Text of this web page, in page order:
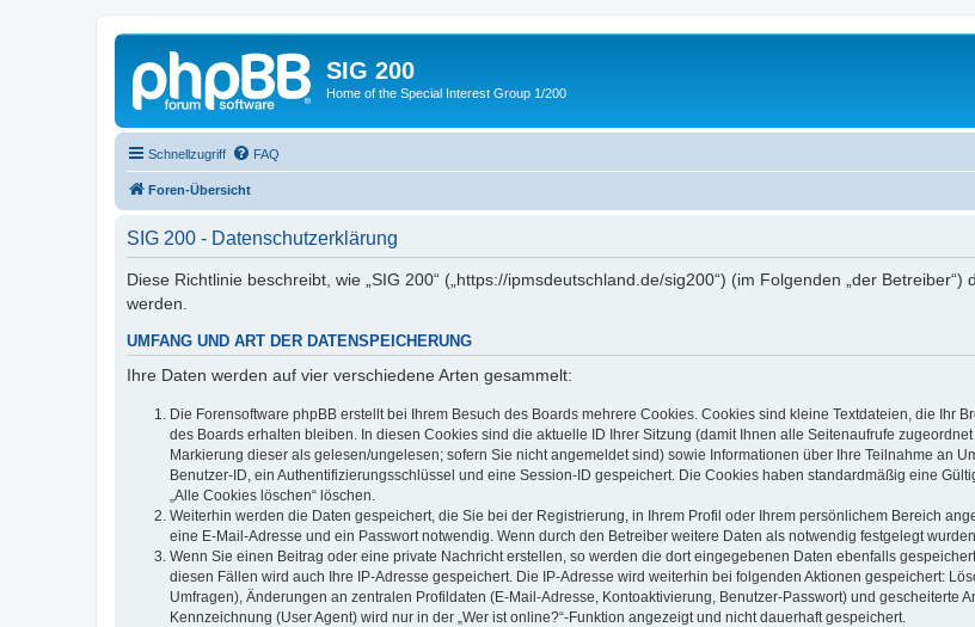
SIG 200
Home of the Special Interest Group 1/200
Schnellzugriff FAQ
Foren-Übersicht
SIG 200 - Datenschutzerklärung
Diese Richtlinie beschreibt, wie „SIG 200“ („https://ipmsdeutschland.de/sig200“) (im Folgenden „der
werden.
UMFANG UND ART DER DATENSPEICHERUNG
Ihre Daten werden auf vier verschiedene Arten gesammelt:
Die Forensoftware phpBB erstellt bei Ihrem Besuch des Boards mehrere Cookies. Cookies sind kleine Textdateien, die Ihr
des Boards erhalten bleiben. In diesen Cookies sind die aktuelle ID Ihrer Sitzung (damit Ihnen alle Seitenaufrufe
Markierung dieser als gelesen/ungelesen; sofern Sie nicht angemeldet sind) sowie Informationen über Ihre Teilnahme an
Benutzer-ID, ein Authentifizierungsschlüssel und eine Session-ID gespeichert. Die Cookies haben standardmäßig eine
„Alle Cookies löschen“ löschen.
Weiterhin werden die Daten gespeichert, die Sie bei der Registrierung, in Ihrem Profil oder Ihrem persönlichem Bereich
eine E-Mail-Adresse und ein Passwort notwendig. Wenn durch den Betreiber weitere Daten als notwendig festgelegt
Wenn Sie einen Beitrag oder eine private Nachricht erstellen, so werden die dort eingegebenen Daten ebenfalls
diesen Fällen wird auch Ihre IP-Adresse gespeichert. Die IP-Adresse wird weiterhin bei folgenden Aktionen gespeichert:
Umfragen), Änderungen an zentralen Profildaten (E-Mail-Adresse, Kontoaktivierung, Benutzer-Passwort) und gescheiterte
Kennzeichnung (User Agent) wird nur in der „Wer ist online?“-Funktion angezeigt und nicht dauerhaft gespeichert.